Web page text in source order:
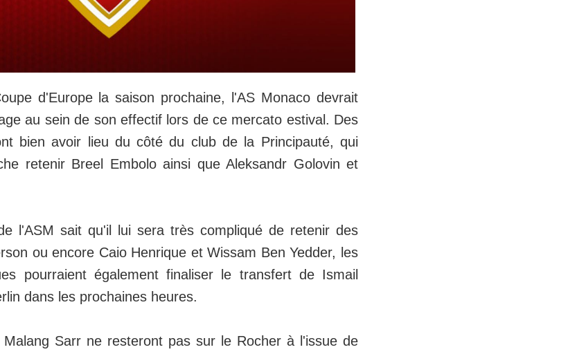
d'Europe la saison prochaine, l'AS Monaco devrait
au sein de son effectif lors de ce mercato estival. Des
bien avoir lieu du côté du club de la Principauté, qui
retenir Breel Embolo ainsi que Aleksandr Golovin et
l'ASM sait qu'il lui sera très compliqué de retenir des
ou encore Caio Henrique et Wissam Ben Yedder, les
pourraient également finaliser le transfert de Ismail
dans les prochaines heures.
Malang Sarr ne resteront pas sur le Rocher à l'issue de